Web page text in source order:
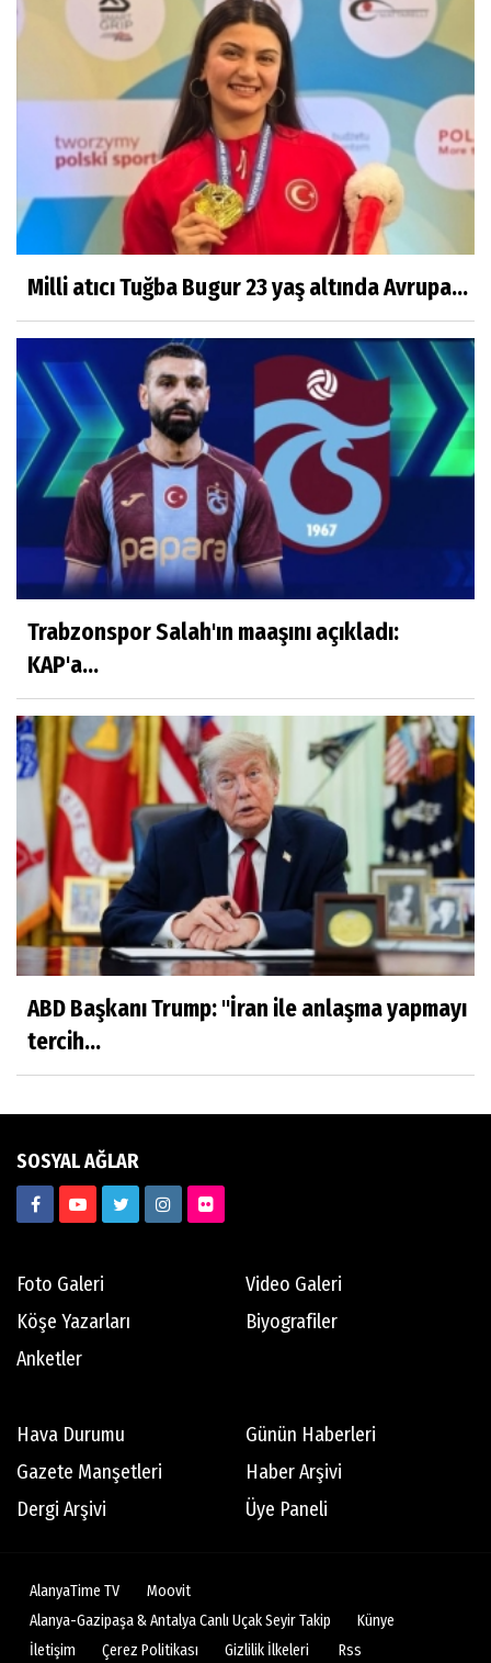
Şükrü Boz
Ölüm ve Sonrası - "Herşeyi Yaratan
Allah'tır"
Sibel Şen
Çocuklara ölüm nasıl anlatılır?
Türk Hukukunda Cinsiyet Değiştirme
Merve Savıcı
MUCİZEYE GEREK YOK, SAĞLIKLI
BESLENMEK ASLINDA ÇOK KOLAY!
Murat Kayacan
NEDEN GAYRİMENKUL DANIŞMANLIK
VİCDANLARIMIZ KİRLENMESİN
Mustafa Şahin
DEĞERLERİMİZ
Saadet Gül Göksu
TARİFİ NE MÜMKÜN, YÜREKLİ AŞKLARA….
'BEN TİLLO KUŞUNUN YAVRUSUYUM'
Sanem Zorlutuna
SÖZ BÜYÜDÜR
Savaşkan İlmak
Motorcunun Yol Notları
Yıl 2023 Küresel ekonominin geleceği
Abdullah Tuncer
Milli atıcı Tuğba Bugur 23 yaş altında Avrupa...
Trabzonspor Salah'ın maaşını açıkladı:
KAP'a...
ABD Başkanı Trump: "İran ile anlaşma yapmayı
tercih...
SOSYAL AĞLAR
Foto Galeri
Video Galeri
Köşe Yazarları
Biyografiler
Anketler
Hava Durumu
Günün Haberleri
Gazete Manşetleri
Haber Arşivi
Dergi Arşivi
Üye Paneli
AlanyaTime TV
Moovit
Alanya-Gazipaşa & Antalya Canlı Uçak Seyir Takip
Künye
İletişim
Çerez Politikası Gizlilik İlkeleri Rss